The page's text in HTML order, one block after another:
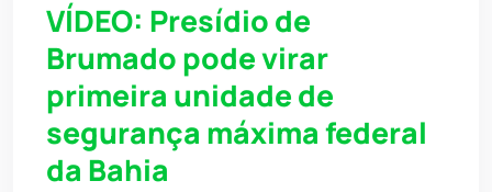
VÍDEO: Presídio de
Brumado pode virar
primeira unidade de
segurança máxima federal
da Bahia